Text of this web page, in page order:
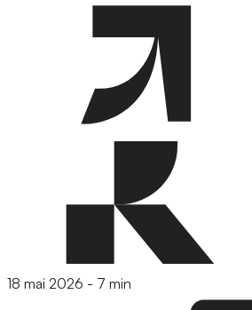
18 mai 2026 - 7 min